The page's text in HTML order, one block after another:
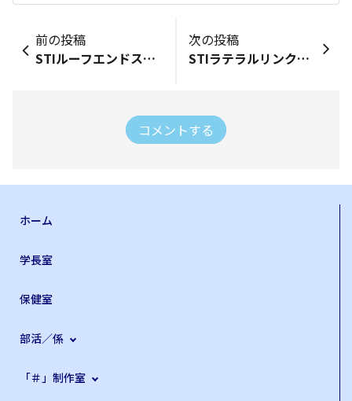
前の投稿
STIルーフエンドスポイラー✌️
次の投稿
STIラテラルリンクセット装着
コメントする
ホーム
学長室
保健室
部活／係
「＃」制作室